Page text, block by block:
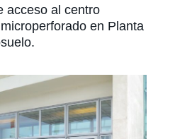
acceso al centro
en Planta